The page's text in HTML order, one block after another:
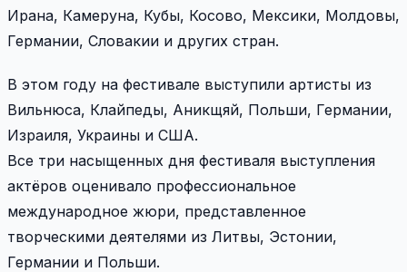
Ирана, Камеруна, Кубы, Косово, Мексики, Молдовы,
Германии, Словакии и других стран.
В этом году на фестивале выступили артисты из
Вильнюса, Клайпеды, Аникщяй, Польши, Германии,
Израиля, Украины и США.
Все три насыщенных дня фестиваля выступления
актёров оценивало профессиональное
международное жюри, представленное
творческими деятелями из Литвы, Эстонии,
Германии и Польши.